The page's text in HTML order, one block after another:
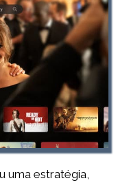
uma estratégia,